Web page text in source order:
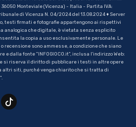
36050 Monteviale (Vicenza) - Italia - Partita IVA:
di Vicenza N. 04/2024 del 13.08.2024 ♦ Server
testi firmati e fotografie appartengono ai rispettivi
analogica che digitale, è vietata senza esplicito
la copia a uso esclusivamente personale. Le
recensione sono ammesse, a condizione che siano
e dalla fonte "INFOGIOCO.it", inclusa l'indirizzo Web:
si riserva il diritto di pubblicare i testi in altre opere
altri siti, purché venga chiarito che si tratta di